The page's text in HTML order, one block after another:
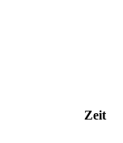
Zeit